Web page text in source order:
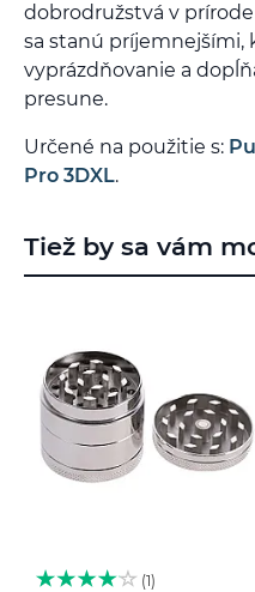
dobrodružstvá v
sa stanú príjemnejšími,
vyprázdňovanie a
presune.
Určené na použitie s:
Pro 3DXL.
Tiež by sa vám
1